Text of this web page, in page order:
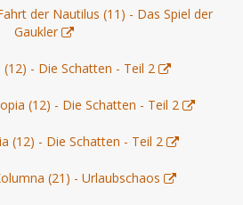
der Nautilus (11) - Das Spiel der
Gaukler
- Die Schatten - Teil 2
(12) - Die Schatten - Teil 2
(12) - Die Schatten - Teil 2
(21) - Urlaubschaos